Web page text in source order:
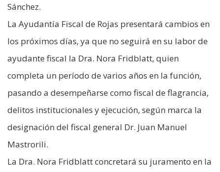
Sánchez.
La Ayudantía Fiscal de Rojas presentará cambios en
los próximos días, ya que no seguirá en su labor de
ayudante fiscal la Dra. Nora Fridblatt, quien
completa un período de varios años en la función,
pasando a desempeñarse como fiscal de flagrancia,
delitos institucionales y ejecución, según marca la
designación del fiscal general Dr. Juan Manuel
Mastrorili.
La Dra. Nora Fridblatt concretará su juramento en la